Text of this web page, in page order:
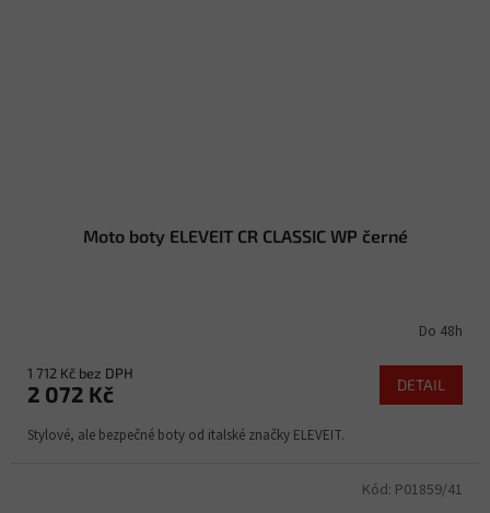
Moto boty ELEVEIT CR CLASSIC WP černé
Do 48h
1 712 Kč bez DPH
2 072 Kč DETAIL
Stylové, ale bezpečné boty od italské značky ELEVEIT.
Kód: P01859/41